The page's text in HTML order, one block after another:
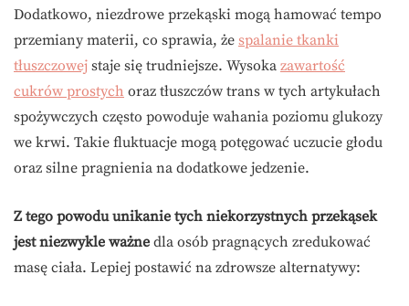
Dodatkowo, niezdrowe przekąski mogą hamować tempo
przemiany materii, co sprawia, że spalanie tkanki
tłuszczowej staje się trudniejsze. Wysoka zawartość
cukrów prostych oraz tłuszczów trans w tych artykułach
spożywczych często powoduje wahania poziomu glukozy
we krwi. Takie fluktuacje mogą potęgować uczucie głodu
oraz silne pragnienia na dodatkowe jedzenie.
Z tego powodu unikanie tych niekorzystnych przekąsek
jest niezwykle ważne dla osób pragnących zredukować
masę ciała. Lepiej postawić na zdrowsze alternatywy: